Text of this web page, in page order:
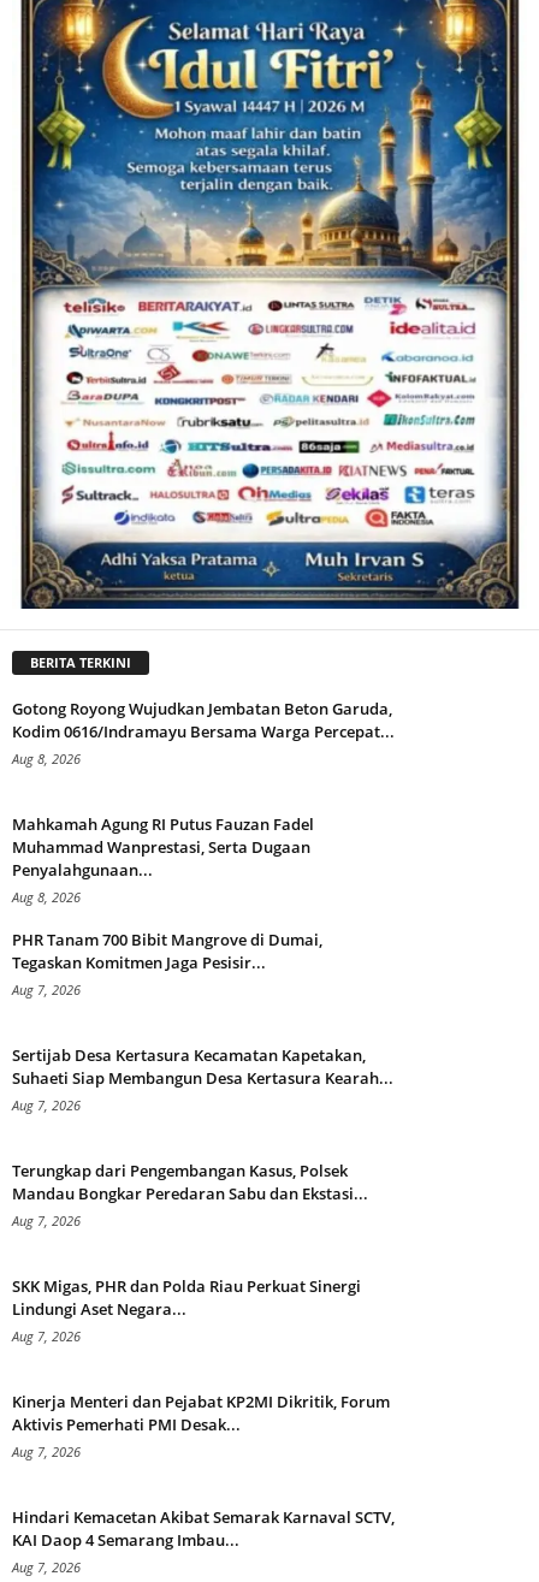
BERITA TERKINI
Gotong Royong Wujudkan Jembatan Beton Garuda,
Kodim 0616/Indramayu Bersama Warga Percepat...
Aug 8, 2026
Mahkamah Agung RI Putus Fauzan Fadel
Muhammad Wanprestasi, Serta Dugaan
Penyalahgunaan...
Aug 8, 2026
PHR Tanam 700 Bibit Mangrove di Dumai,
Tegaskan Komitmen Jaga Pesisir...
Aug 7, 2026
Sertijab Desa Kertasura Kecamatan Kapetakan,
Suhaeti Siap Membangun Desa Kertasura Kearah...
Aug 7, 2026
Terungkap dari Pengembangan Kasus, Polsek
Mandau Bongkar Peredaran Sabu dan Ekstasi...
Aug 7, 2026
SKK Migas, PHR dan Polda Riau Perkuat Sinergi
Lindungi Aset Negara...
Aug 7, 2026
Kinerja Menteri dan Pejabat KP2MI Dikritik, Forum
Aktivis Pemerhati PMI Desak...
Aug 7, 2026
Hindari Kemacetan Akibat Semarak Karnaval SCTV,
KAI Daop 4 Semarang Imbau...
Aug 7, 2026